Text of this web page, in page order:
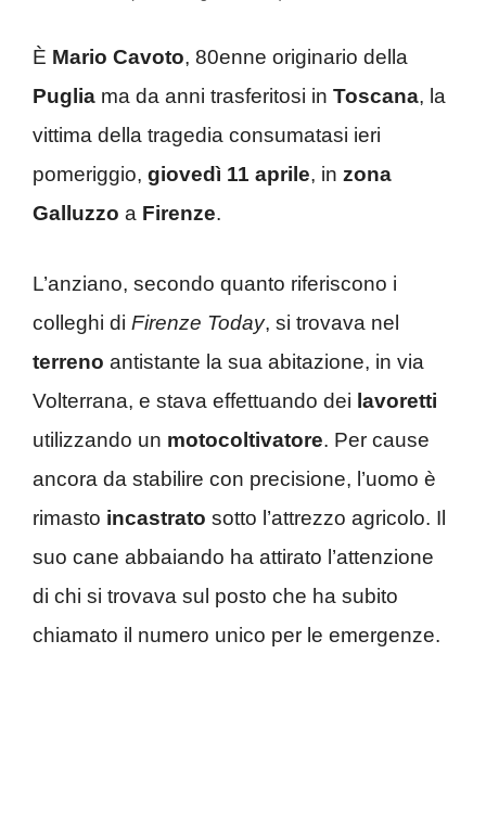
È Mario Cavoto, 80enne originario della
Puglia ma da anni trasferitosi in Toscana, la
vittima della tragedia consumatasi ieri
pomeriggio, giovedì 11 aprile, in zona
Galluzzo a Firenze.
L’anziano, secondo quanto riferiscono i
colleghi di Firenze Today, si trovava nel
terreno antistante la sua abitazione, in via
Volterrana, e stava effettuando dei lavoretti
utilizzando un motocoltivatore. Per cause
ancora da stabilire con precisione, l’uomo è
rimasto incastrato sotto l’attrezzo agricolo. Il
suo cane abbaiando ha attirato l’attenzione
di chi si trovava sul posto che ha subito
chiamato il numero unico per le emergenze.